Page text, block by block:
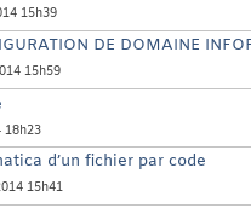
15h39
DE DOMAINE
15h59
18h23
d’un fichier par code
15h41